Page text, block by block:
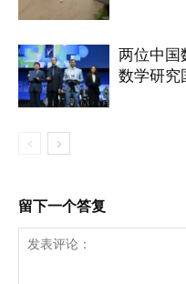
两位中国
数学研究
留下一个答复